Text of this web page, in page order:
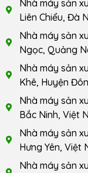
Nhà máy sản
Liên Chiểu, Đà
Nhà máy sản
Ngọc, Quảng
Nhà máy sản
Khê, Huyện
Nhà máy sản
Bắc Ninh, Việt
Nhà máy sản
Hưng Yên, Việt
Nhà máy sản